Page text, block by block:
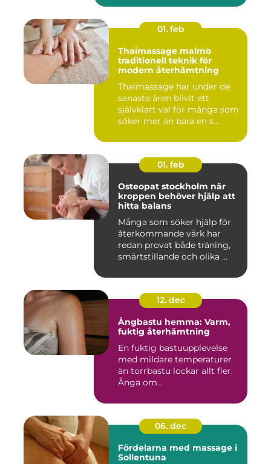
01. feb
Thaimassage malmö
traditionell teknik för
modern återhämtning
Thaimassage har under de
senaste åren blivit ett
självklart val för många som
söker mer än bara en s...
01. feb
Osteopat stockholm när
kroppen behöver hjälp att
hitta balans
Många som söker hjälp för
återkommande värk har
redan provat både träning,
smärtstillande och olika ...
12. dec
Ångbastu hemma: Varm,
fuktig återhämtning
En fuktig bastuupplevelse
med mildare temperaturer
än torrbastu lockar allt fler.
Ånga om...
06. dec
Fördelarna med massage i
Sollentuna